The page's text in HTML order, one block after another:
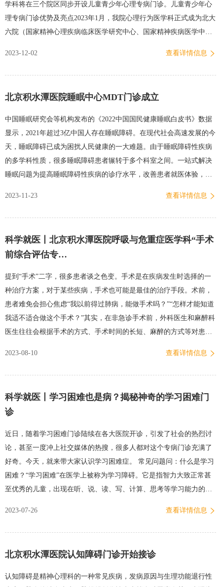
理专病门诊”。出诊专家供稿丨心理行为医学科编发丨宣传中心
学科将在三个院区同步开设儿童青少年心理专病门诊。儿童青少年心
理专病门诊优势及亮点2023年1月，我院心理行为医学科正式成为北大
六院（国家精神心理疾病临床医学研究中心、国家精神疾病医学中
健康的理念，逐步推进儿童青少年认知问题的诊疗工作。近期，医院
医院积极筹措，特开设儿童青少年心理专病门诊。该门诊是以青少年
心身疾病为基点，由专业精神心理医师出诊，整合多学科团队，针对
儿童青少年常见的精神心理疾病，如多动症、抽动症、抑郁、焦虑、
睡眠障碍、不明原因的疼痛、适应障碍、强迫症、进食障碍等提供专
业诊疗和评估，呵护儿童青少年身心健康。01、专业的诊疗团队儿童
青少年心理专病门诊专家团队涉及儿科、心理行为医学科、营养科、
2023-12-02 查看详情信息
北京积水潭医院睡眠中心MDT门诊成立
中国睡眠研究会等机构发布的《2022中国国民健康睡眠白皮书》数据
显示，2021年超过3亿中国人存在睡眠障碍。在现代社会高速发展的今
天，睡眠障碍已成为困扰人民健康的一大难题。由于睡眠障碍性疾病
的多学科性质，很多睡眠障碍患者辗转于多个科室之间。一站式解决
睡眠问题为提高睡眠障碍性疾病的诊疗水平，改善患者就医体验，北
难的睡眠障碍性疾病患者，呼吸与危重症医学科、老年医学科、耳鼻
据患者需求组织睡眠中心MDT门诊，为患者提供一站式诊疗服务。未
来，北京积水潭医院睡眠中心将充分发挥多学科联合诊疗的优势，持
续深入探索专病中心建设，为促进广大人民群众的睡眠健康贡献力
量。供稿丨睡眠中心编排丨于淼校对丨于淼 张驰 陈梓凡审核丨靳晓方
2023-11-23 查看详情信息
科学就医丨北京积水潭医院呼吸与危重症医学科“手术
前综合评估专…
提到“手术”二字，很多患者谈之色变。手术是在疾病发生时选择的一
种治疗方案，对于某些疾病，手术也可能是最佳的治疗手段。术前，
患者难免会担心焦虑“我以前得过肺病，能做手术吗？”“怎样才能知道
我适不适合做这个手术？”其实，在非急诊手术前，外科医生和麻醉科
医生往往会根据手术的方式、手术时间的长短、麻醉的方式等对患者
重症医学科开设“手术前综合评估专病门诊”，为有呼吸系统疾病的手
潜在的问题，保证外科手术的安全与质量。呼吸与危重症医学科副主
任徐钰介绍，呼吸科进行的手术前评估主要集中在呼吸功能的评价以
及术前和术后的呼吸锻炼方面，避免围手术期肺炎、围手术期低氧血
症等并发症的发生。尤其是对于全麻手术患者，呼吸科医生会进行针
对性的肺功能和胸部CT检查，并根据患者的检查结果做出判断。如果
患者存在严重的肺部疾病状态，会建议患者进行相关的…
2023-08-10 查看详情信息
科学就医丨学习困难也是病？揭秘神奇的学习困难门
诊
近日，随着学习困难门诊陆续在各大医院开诊，引发了社会的热烈讨
论，甚至一度冲上社交媒体的热搜，很多人都对这个专病门诊充满了
好奇。今天，就来带大家认识学习困难症。 常见问题问：什么是学习
困难？“学习困难”在医学上被称为学习障碍。它是指智力大致正常甚
至优秀的儿童，出现在听、说、读、写、计算、思考等学习能力的某
据WHO的数据，全球约有5%-15%的儿童受到学习障碍的困扰。具体
作障碍和计算障碍的发生率大约为5%-10%。目前国内暂时没有大范围
的统计，但是发育行为领域内的专家做过一些区域内统计，发现我国
2023-07-26 查看详情信息
北京积水潭医院认知障碍门诊开始接诊
认知障碍是精神心理科的一种常见疾病，发病原因与生理功能退行性